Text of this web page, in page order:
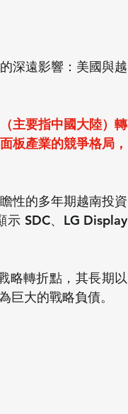
深遠影響：美國與越
主要指中國大陸）轉
板產業的競爭格局，
性的多年期越南投資
示 SDC、LG Display
略轉折點，其長期以
大的戰略負債。